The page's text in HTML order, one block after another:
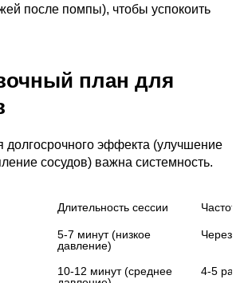
после помпы), чтобы успокоить
план для
долгосрочного эффекта (улучшение
сосудов) важна системность.
Длительность сессии Частота
5-7 минут (низкое
давление)
Через
10-12 минут (среднее
4-5 раз